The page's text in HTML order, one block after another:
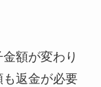
額が変わり
も返金が必要